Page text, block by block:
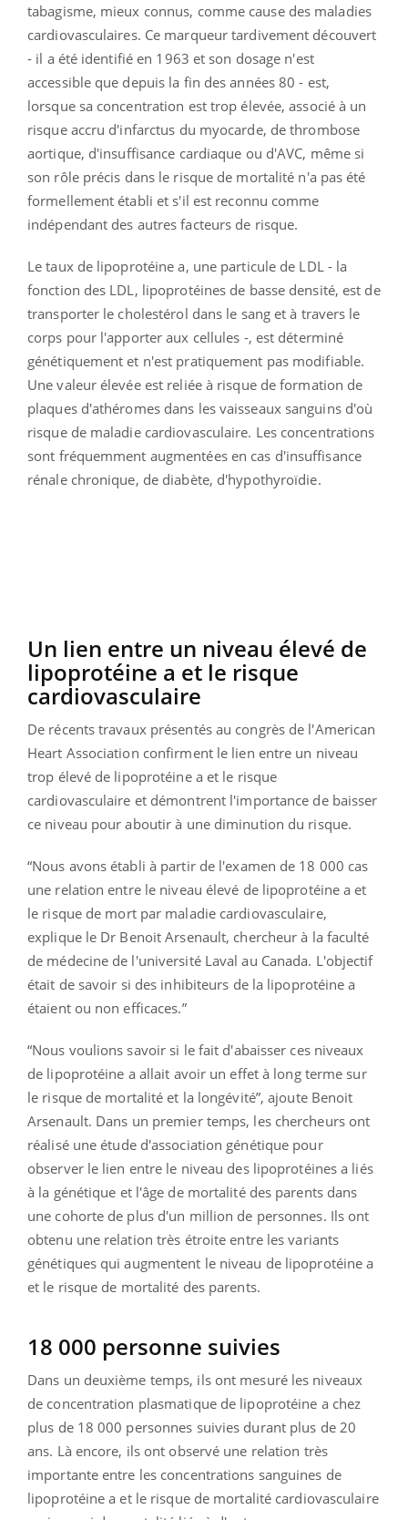
tabagisme, mieux connus, comme cause des maladies
cardiovasculaires. Ce marqueur tardivement découvert
- il a été identifié en 1963 et son dosage n'est
accessible que depuis la fin des années 80 - est,
lorsque sa concentration est trop élevée, associé à un
risque accru d'infarctus du myocarde, de thrombose
aortique, d'insuffisance cardiaque ou d'AVC, même si
son rôle précis dans le risque de mortalité n'a pas été
formellement établi et s'il est reconnu comme
indépendant des autres facteurs de risque.
Le taux de lipoprotéine a, une particule de LDL - la
fonction des LDL, lipoprotéines de basse densité, est de
transporter le cholestérol dans le sang et à travers le
corps pour l'apporter aux cellules -, est déterminé
génétiquement et n'est pratiquement pas modifiable.
Une valeur élevée est reliée à risque de formation de
plaques d'athéromes dans les vaisseaux sanguins d'où
risque de maladie cardiovasculaire. Les concentrations
sont fréquemment augmentées en cas d'insuffisance
rénale chronique, de diabète, d'hypothyroïdie.
Un lien entre un niveau élevé de
lipoprotéine a et le risque
cardiovasculaire
De récents travaux présentés au congrès de l'American
Heart Association confirment le lien entre un niveau
trop élevé de lipoprotéine a et le risque
cardiovasculaire et démontrent l'importance de baisser
ce niveau pour aboutir à une diminution du risque.
“Nous avons établi à partir de l'examen de 18 000 cas
une relation entre le niveau élevé de lipoprotéine a et
le risque de mort par maladie cardiovasculaire,
explique le Dr Benoit Arsenault, chercheur à la faculté
de médecine de l'université Laval au Canada. L'objectif
était de savoir si des inhibiteurs de la lipoprotéine a
étaient ou non efficaces.”
“Nous voulions savoir si le fait d'abaisser ces niveaux
de lipoprotéine a allait avoir un effet à long terme sur
le risque de mortalité et la longévité”, ajoute Benoit
Arsenault. Dans un premier temps, les chercheurs ont
réalisé une étude d'association génétique pour
observer le lien entre le niveau des lipoprotéines a liés
à la génétique et l'âge de mortalité des parents dans
une cohorte de plus d'un million de personnes. Ils ont
obtenu une relation très étroite entre les variants
génétiques qui augmentent le niveau de lipoprotéine a
et le risque de mortalité des parents.
18 000 personne suivies
Dans un deuxième temps, ils ont mesuré les niveaux
de concentration plasmatique de lipoprotéine a chez
plus de 18 000 personnes suivies durant plus de 20
ans. Là encore, ils ont observé une relation très
importante entre les concentrations sanguines de
lipoprotéine a et le risque de mortalité cardiovasculaire